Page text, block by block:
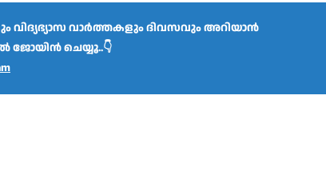
വാർത്തകളും ദിവസവും അറിയാൻ
ജോയിൻ ചെയ്യൂ..👇